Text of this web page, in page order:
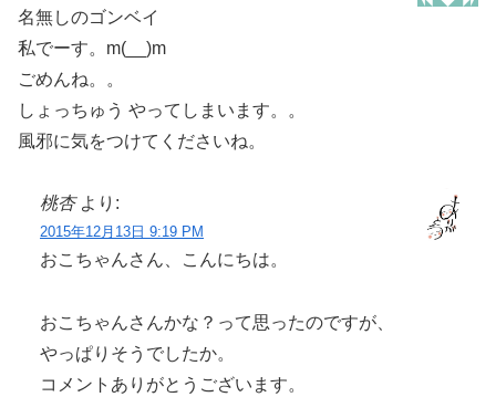
名無しのゴンベイ
私でーす。m(__)m
ごめんね。。
しょっちゅう やってしまいます。。
風邪に気をつけてくださいね。
桃杏 より:
2015年12月13日 9:19 PM
おこちゃんさん、こんにちは。
おこちゃんさんかな？って思ったのですが、
やっぱりそうでしたか。
コメントありがとうございます。